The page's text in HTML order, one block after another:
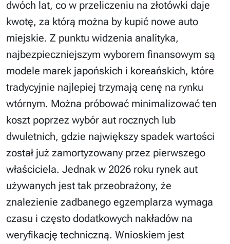
dwóch lat, co w przeliczeniu na złotówki daje
kwotę, za którą można by kupić nowe auto
miejskie. Z punktu widzenia analityka,
najbezpieczniejszym wyborem finansowym są
modele marek japońskich i koreańskich, które
tradycyjnie najlepiej trzymają cenę na rynku
wtórnym. Można próbować minimalizować ten
koszt poprzez wybór aut rocznych lub
dwuletnich, gdzie największy spadek wartości
został już zamortyzowany przez pierwszego
właściciela. Jednak w 2026 roku rynek aut
używanych jest tak przeobrażony, że
znalezienie zadbanego egzemplarza wymaga
czasu i często dodatkowych nakładów na
weryfikację techniczną. Wnioskiem jest